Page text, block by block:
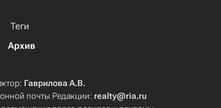
Теги
Архив
Гаврилова А.В.
почты Редакции: realty@ria.ru